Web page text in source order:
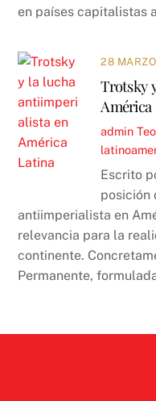
en países capitalistas
28
Trotsky
América
admin
Escrito
posición
antiimperialista en
relevancia para la
continente.
Permanente,